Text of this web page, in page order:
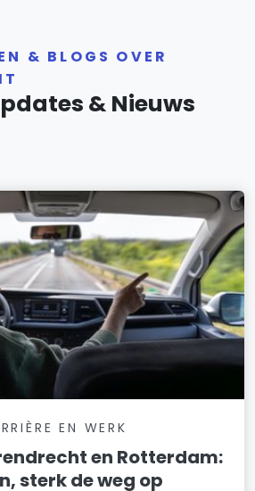
& BLOGS OVER
& Nieuws
EN WERK
en Rotterdam:
sterk de weg op